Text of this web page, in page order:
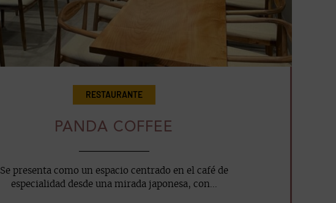
RESTAURANTE
PANDA COFFEE
Se presenta como un espacio centrado en el café de
especialidad desde una mirada japonesa, con...